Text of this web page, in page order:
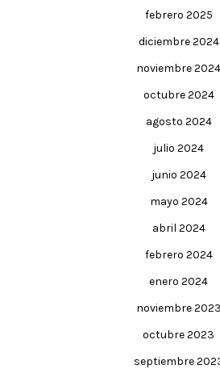
febrero 2025
diciembre 2024
noviembre 2024
octubre 2024
agosto 2024
julio 2024
junio 2024
mayo 2024
abril 2024
febrero 2024
enero 2024
noviembre 2023
octubre 2023
septiembre